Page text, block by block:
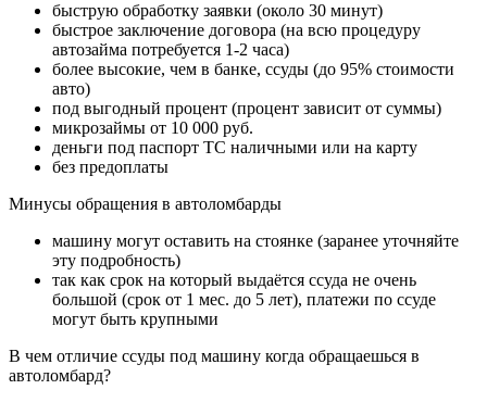
быструю обработку заявки (около 30 минут)
быстрое заключение договора (на всю процедуру
автозайма потребуется 1-2 часа)
более высокие, чем в банке, ссуды (до 95% стоимости
авто)
под выгодный процент (процент зависит от суммы)
микрозаймы от 10 000 руб.
деньги под паспорт ТС наличными или на карту
без предоплаты
Минусы обращения в автоломбарды
машину могут оставить на стоянке (заранее уточняйте
эту подробность)
так как срок на который выдаётся ссуда не очень
большой (срок от 1 мес. до 5 лет), платежи по ссуде
могут быть крупными
В чем отличие ссуды под машину когда обращаешься в
автоломбард?